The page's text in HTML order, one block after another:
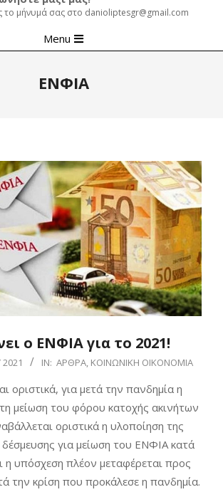
το μήνυμά σας στο danioliptesgr@gmail.com
Menu
ΕΝΦΙΑ
ο ΕΝΦΙΑ για το 2021!
IN: ΆΡΘΡΑ, ΚΟΙΝΩΝΙΚΉ ΟΙΚΟΝΟΜΊΑ
οριστικά, για μετά την πανδημία η
μείωση του φόρου κατοχής ακινήτων
οριστικά η υλοποίηση της
δέσμευσης για μείωση του ΕΝΦΙΑ κατά
η υπόσχεση πλέον μεταφέρεται προς
την κρίση που προκάλεσε η πανδημία.